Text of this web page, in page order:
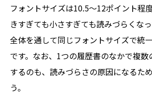
フォントサイズは10.5〜12ポイント程
きすぎても小さすぎても読みづらくなっ
全体を通して同じフォントサイズで統
です。なお、1つの履歴書のなかで複
するのも、読みづらさの原因になるた
う。